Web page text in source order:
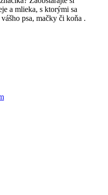
a mlieka, s ktorými sa
psa, mačky či koňa .